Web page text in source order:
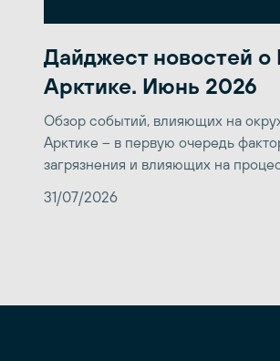
Дайджест новостей о
Арктике. Июнь 2026
Обзор событий, влияющих на
Арктике – в первую очередь
загрязнения и влияющих на
31/07/2026